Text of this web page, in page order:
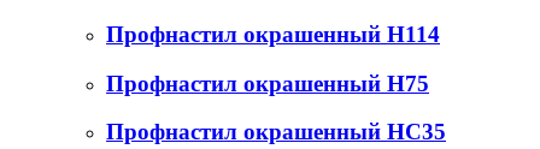
Профнастил окрашенный Н114
Профнастил окрашенный Н75
Профнастил окрашенный НС35